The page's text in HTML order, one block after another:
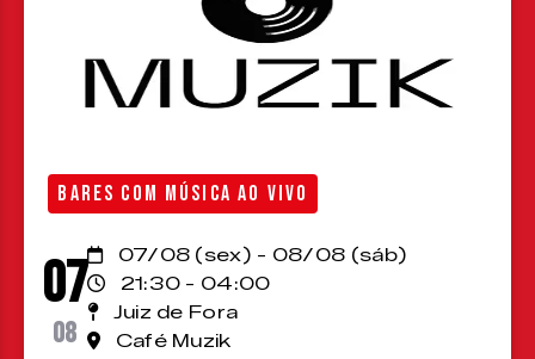
BARES COM MÚSICA AO VIVO
07
08
07/08 (sex) - 08/08 (sáb)
21:30 - 04:00
Juiz de Fora
Café Muzik